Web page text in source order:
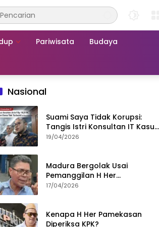
Pariwisata Budaya
Nasional
Suami Saya Tidak Korupsi:
Tangis Istri Konsultan IT Kasus
Nadiem Dituntut 22,5 Tahun
19/04/2026
Madura Bergolak Usai
Pemanggilan H Her
Pamekasan, Faizal Assegaf
17/04/2026
Kenapa H Her Pamekasan
Diperiksa KPK?